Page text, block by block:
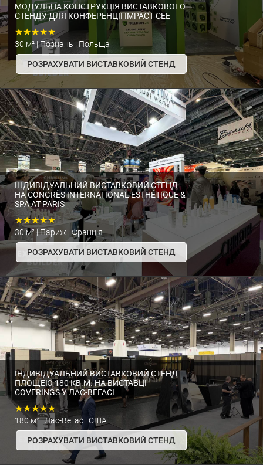
МОДУЛЬНА КОНСТРУКЦІЯ ВИСТАВКОВОГО
СТЕНДУ ДЛЯ КОНФЕРЕНЦІЇ IMPACT CEE
★★★★★
30 м² | Познань | Польща
РОЗРАХУВАТИ ВИСТАВКОВИЙ СТЕНД
ІНДИВІДУАЛЬНИЙ ВИСТАВКОВИЙ СТЕНД
НА CONGRÈS INTERNATIONAL ESTHÉTIQUE &
SPA AT PARIS
★★★★★
30 м² | Париж | Франція
РОЗРАХУВАТИ ВИСТАВКОВИЙ СТЕНД
ІНДИВІДУАЛЬНИЙ ВИСТАВКОВИЙ СТЕНД
ПЛОЩЕЮ 180 КВ.М. НА ВИСТАВЦІ
COVERINGS У ЛАС-ВЕГАСІ
★★★★★
180 м² | Лас-Вегас | США
РОЗРАХУВАТИ ВИСТАВКОВИЙ СТЕНД